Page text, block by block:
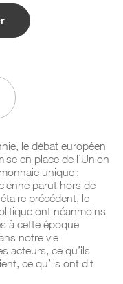
le débat européen
en place de l’Union
unique :
parut hors de
précédent, le
ont néanmoins
à cette époque
notre vie
acteurs, ce qu’ils
ce qu’ils ont dit